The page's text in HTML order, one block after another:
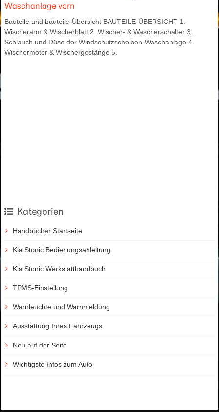
Waschanlage vorn
Bauteile und bauteile-Übersicht BAUTEILE-ÜBERSICHT 1.
Wischerarm & Wischerblatt 2. Wischer- & Wascherschalter 3.
Schlauch und Düse der Windschutzscheiben-Waschanlage 4.
Wischermotor & Wischergestänge 5.
Kategorien
Handbücher Startseite
Kia Stonic Bedienungsanleitung
Kia Stonic Werkstatthandbuch
TPMS-Einstellung
Warnleuchte und Warnmeldung
Ausstattung Ihres Fahrzeugs
Neu auf der Seite
Wichtigste Infos zum Auto